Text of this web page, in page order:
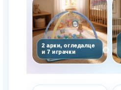
2 арки, огледалце
и 7 играчки